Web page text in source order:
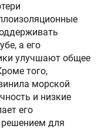
а его
улучшают общее
того,
морской
и низкие
его
для